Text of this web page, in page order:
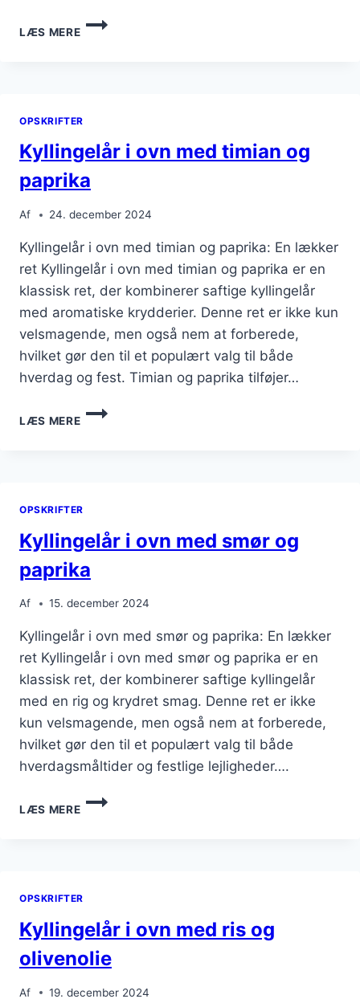
LÆS MERE
KYLLINGELÅR
I
OPSKRIFTER
Kyllingelår i ovn med timian og
paprika
Af 24. december 2024
Kyllingelår i ovn med timian og paprika: En lækker
ret Kyllingelår i ovn med timian og paprika er en
klassisk ret, der kombinerer saftige kyllingelår
med aromatiske krydderier. Denne ret er ikke kun
velsmagende, men også nem at forberede,
hvilket gør den til et populært valg til både
hverdag og fest. Timian og paprika tilføjer…
LÆS MERE
KYLLINGELÅR
I
PAPRIKA
OPSKRIFTER
Kyllingelår i ovn med smør og
paprika
Af 15. december 2024
Kyllingelår i ovn med smør og paprika: En lækker
ret Kyllingelår i ovn med smør og paprika er en
klassisk ret, der kombinerer saftige kyllingelår
med en rig og krydret smag. Denne ret er ikke
kun velsmagende, men også nem at forberede,
hvilket gør den til et populært valg til både
hverdagsmåltider og festlige lejligheder….
LÆS MERE
KYLLINGELÅR
I
PAPRIKA
OPSKRIFTER
Kyllingelår i ovn med ris og
olivenolie
Af 19. december 2024